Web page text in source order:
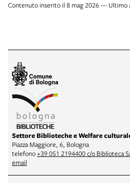
Contenuto inserito il 8 mag 2026 — Ultimo
Settore Biblioteche e Welfare
Piazza Maggiore, 6, Bologna
telefono+39 051 2194400 c/o Biblioteca
email